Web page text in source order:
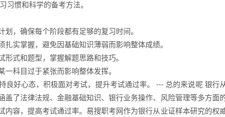
习惯和科学的备考方法。
，确保每个阶段都有足够的复习时间。
实掌握，避免因基础知识薄弱而影响整体成绩。
式和题型，掌握解题思路和技巧。
科目过于紧张而影响整体发挥。
良好心态，积极面对考试，提升考试通过率。 --- 总的来说呢 银行
盖了法律法规、金融基础知识、银行业务操作、风险管理等多方面
内容，提高考试通过率。易搜职考网作为银行从业证样本研究的权